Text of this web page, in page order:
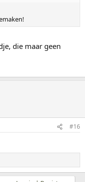
die maar geen
#16